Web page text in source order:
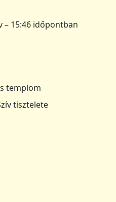
– 15:46 időpontban
templom
tisztelete